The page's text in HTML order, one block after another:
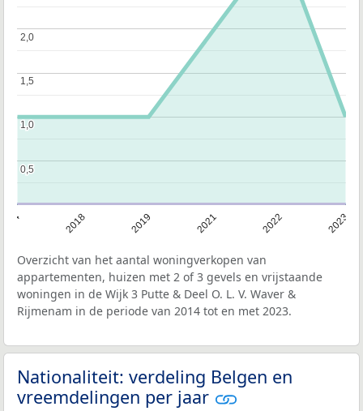
2018 2019 2021 2022 2023
0,5
0,5
1,0
1,0
1,5
1,5
2,0
2,0
Overzicht van het aantal woningverkopen van
appartementen, huizen met 2 of 3 gevels en vrijstaande
woningen in de Wijk 3 Putte & Deel O. L. V. Waver &
Rijmenam in de periode van 2014 tot en met 2023.
Nationaliteit: verdeling Belgen en
vreemdelingen per jaar